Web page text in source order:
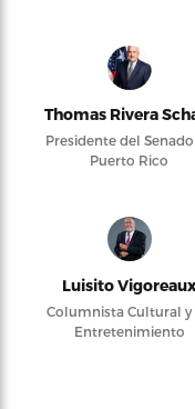
Thomas Rivera
Presidente del
Puerto Rico
Luisito Vigoreaux
Columnista Cultural y
Entretenimiento